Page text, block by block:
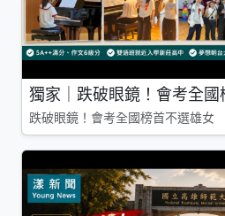
獨家｜跌破眼鏡！會考全
跌破眼鏡！會考全國榜首不選雄